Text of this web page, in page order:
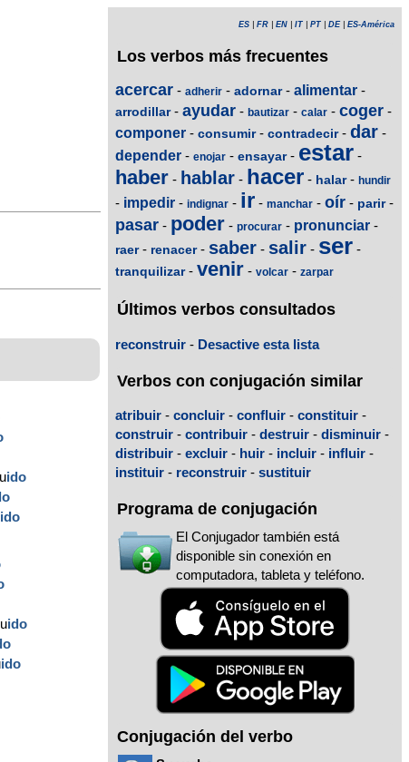
ido
ido
ido
ido
ES FR EN IT PT DE| ES-América
Los verbos más frecuentes
acercar - adherir - adornar- alimentar -
arrodillar- ayudar - bautizar - calar - coger -
componer - consumir- contradecir- dar -
depender - enojar - ensayar- estar -
haber - hablar - hacer - halar- hundir
- impedir - indignar - ir - manchar - oír - parir-
pasar - poder - procurar - pronunciar -
raer- renacer- saber - salir - ser -
tranquilizar- venir - volcar - zarpar
Últimos verbos consultados
reconstruir - Desactive esta lista
Verbos con conjugación similar
atribuir - concluir - confluir - constituir -
construir - contribuir - destruir - disminuir -
distribuir - excluir - huir - incluir - influir -
instituir - reconstruir - sustituir
Programa de conjugación
El Conjugador también está
disponible sin conexión en
computadora, tableta y teléfono.
Conjugación del verbo